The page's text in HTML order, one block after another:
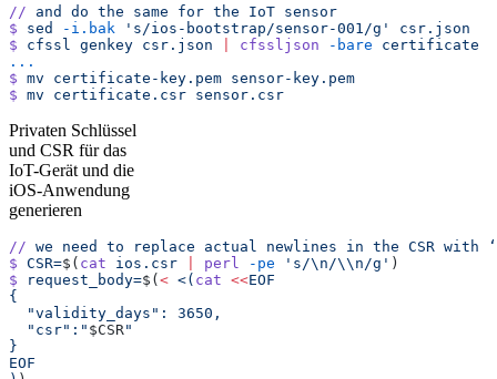
// and do the same for the IoT sensor
$ sed -i.bak 's/ios-bootstrap/sensor-001/g'
csr.json
$ cfssl genkey csr.json cfssljson -bare certificate
...
$ mv certificate-key.pem sensor-key.pem
$ mv certificate.csr sensor.csr
Privaten Schlüssel
und CSR für das
IoT-Gerät und die
iOS-Anwendung
generieren
// we need to replace actual newlines in the CSR with ‘
$ CSR=$( cat ios.csr perl -pe 's/\n/\\n/g' )
$ request_body=$( < <( cat <<EOF
{
  "validity_days": 3650,
  "csr":"
$CSR"
}
EOF